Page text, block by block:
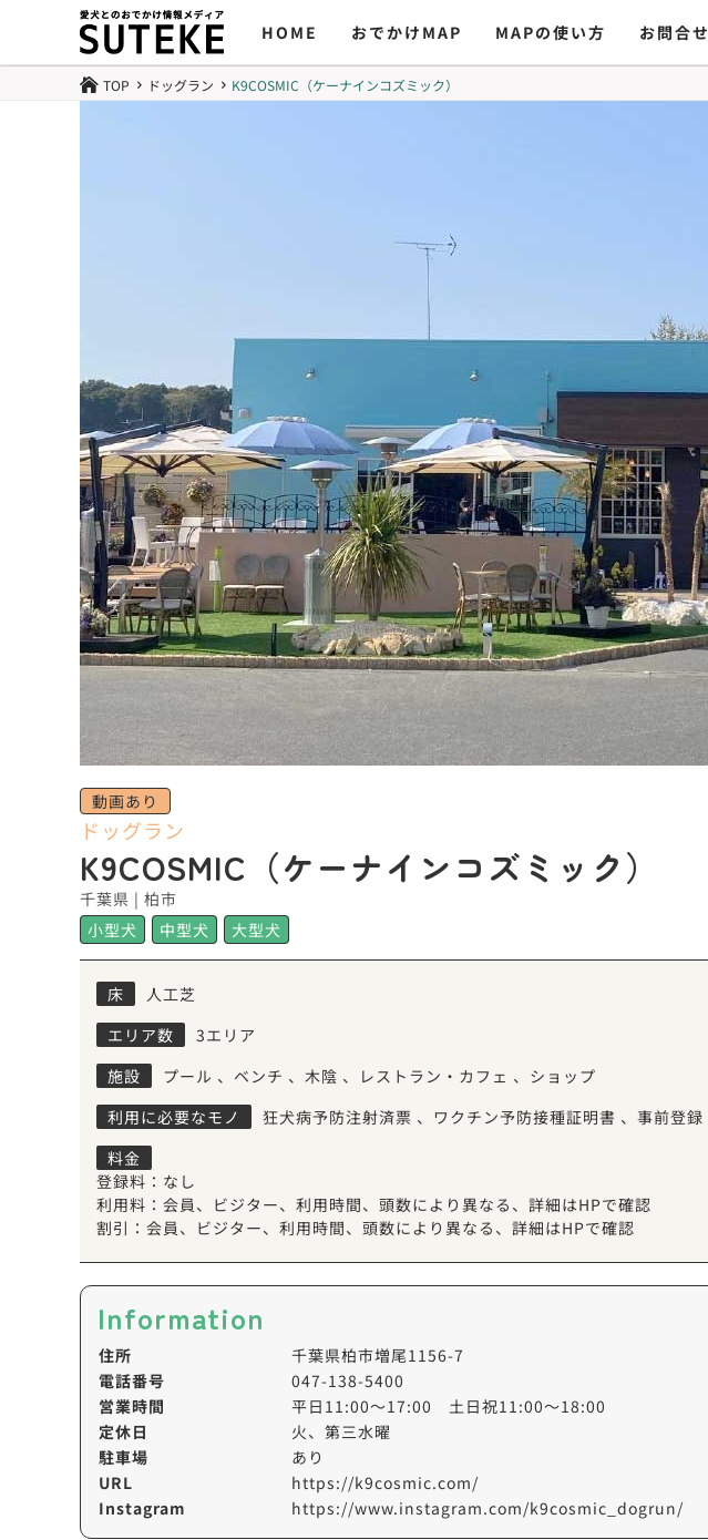
HOME おでかけMAP MAPの使い方 お問合せ
 TOP 5 ドッグラン 5 K9COSMIC（ケーナインコズミック）
動画あり
ドッグラン
K9COSMIC（ケーナインコズミック）
千葉県 | 柏市
小型犬
中型犬 大型犬
床
人工芝
エリア数
3エリア
施設
プール 、 ベンチ 、 木陰 、 レストラン・カフェ 、 ショップ
利用に必要なモノ
狂犬病予防注射済票 、 ワクチン予防接種証明書 、 事前登録
料金
登録料：なし
利用料：会員、ビジター、利用時間、頭数により異なる、詳細はHPで確認
割引：会員、ビジター、利用時間、頭数により異なる、詳細はHPで確認
Information
住所
千葉県柏市増尾1156-7
電話番号
047-138-5400
営業時間
平日11:00～17:00 土日祝11:00～18:00
定休日
火、第三水曜
駐車場
あり
URL
https://k9cosmic.com/
Instagram
https://www.instagram.com/k9cosmic_dogrun/